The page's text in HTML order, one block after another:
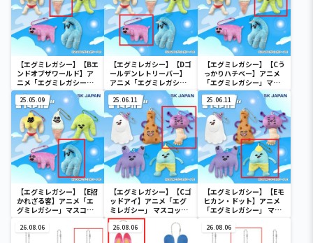
【エグミレガシー】【Bエ
ンドオブザワールド】ア
ニメ「エグミレガシー」
マスコット1
【エグミレガシー】【Dゴ
ールデンレトリーバー】
アニメ「エグミレガシ
ー」マスコット1
【エグミレガシー】【Cう
っかりハチベー】アニメ
「エグミレガシー」マス
コット1
25.05.09
【エグミレガシー】【E招
かれざる客】アニメ「エ
グミレガシー」マスコッ
25.06.11
【エグミレガシー】【Cゴ
ッドアイ】アニメ「エグ
ミレガシー」 マスコット
2
25.06.11
【エグミレガシー】【Eモ
ヒカン・ドット】アニメ
「エグミレガシー」 マス
26.08.06 26.08.06 26.08.06